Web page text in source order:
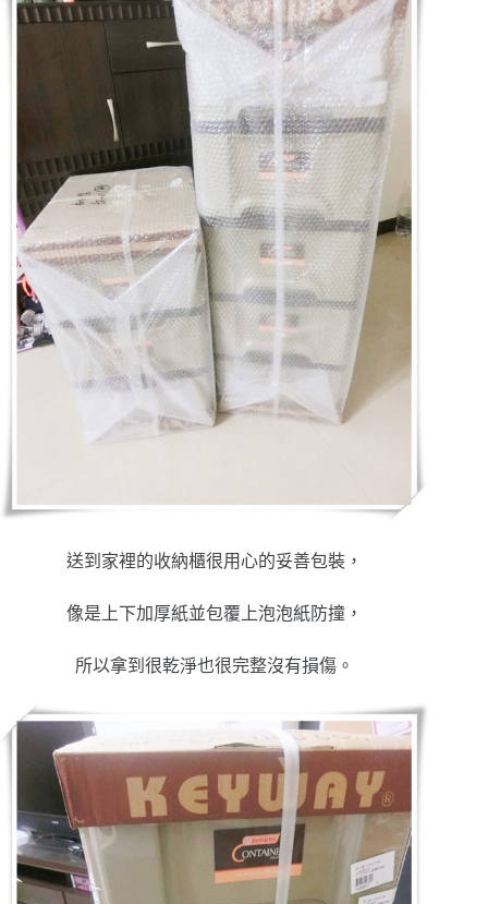
送到家裡的收納櫃很用心的妥善包裝，
像是上下加厚紙並包覆上泡泡紙防撞，
所以拿到很乾淨也很完整沒有損傷。